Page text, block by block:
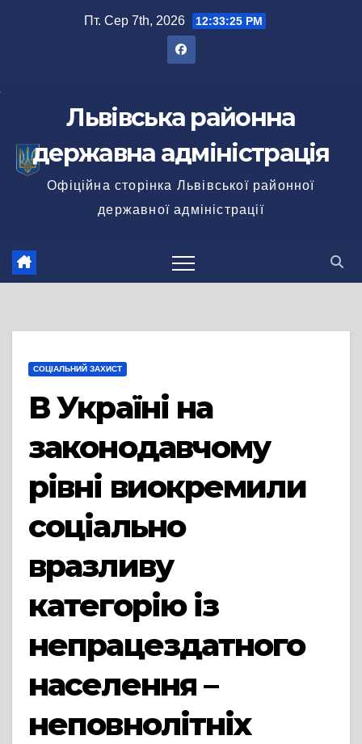
Пт. Сер 7th, 2026 12:33:26 PM
Львівська районна
державна адміністрація
Офіційна сторінка Львівської районної
державної адміністрації
СОЦІАЛЬНИЙ ЗАХИСТ
В Україні на
законодавчому
рівні виокремили
соціально
вразливу
категорію із
непрацездатного
населення –
неповнолітніх